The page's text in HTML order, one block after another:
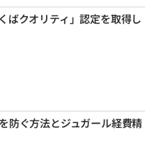
ばクオリティ」認定を取得し
防ぐ方法とジュガール経費精